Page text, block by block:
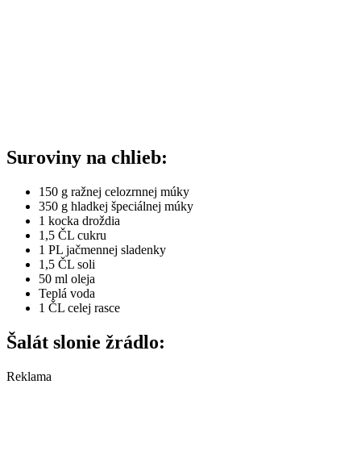
Suroviny na chlieb:
150 g ražnej celozrnnej múky
350 g hladkej špeciálnej múky
1 kocka droždia
1,5 ČL cukru
1 PL jačmennej sladenky
1,5 ČL soli
50 ml oleja
Teplá voda
1 ČL celej rasce
Šalát slonie žrádlo:
Reklama